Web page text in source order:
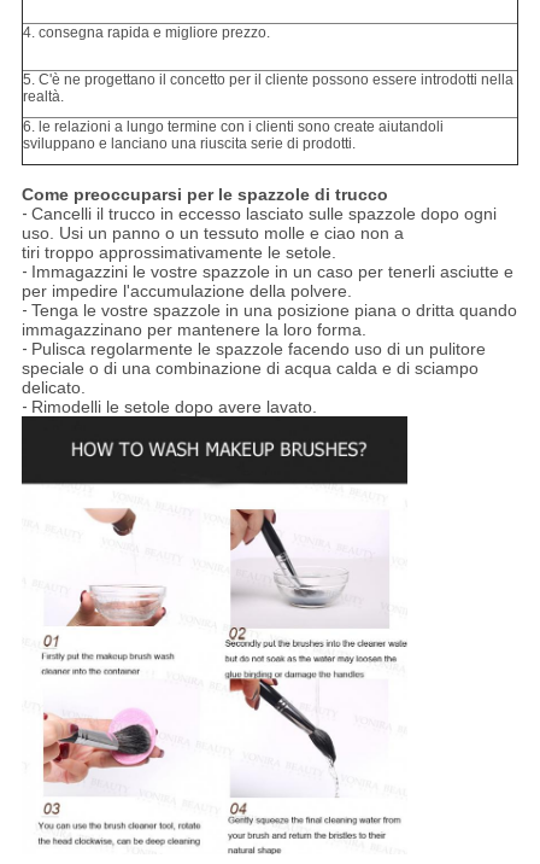
4. consegna rapida e migliore prezzo.
5. C'è ne progettano il concetto per il cliente possono essere introdotti nella
realtà.
6. le relazioni a lungo termine con i clienti sono create aiutandoli
sviluppano e lanciano una riuscita serie di prodotti.
Come preoccuparsi per le spazzole di trucco
- Cancelli il trucco in eccesso lasciato sulle spazzole dopo ogni
uso. Usi un panno o un tessuto molle e ciao non a
tiri troppo approssimativamente le setole.
- Immagazzini le vostre spazzole in un caso per tenerli asciutte e
per impedire l'accumulazione della polvere.
- Tenga le vostre spazzole in una posizione piana o dritta quando
immagazzinano per mantenere la loro forma.
- Pulisca regolarmente le spazzole facendo uso di un pulitore
speciale o di una combinazione di acqua calda e di sciampo
delicato.
- Rimodelli le setole dopo avere lavato.